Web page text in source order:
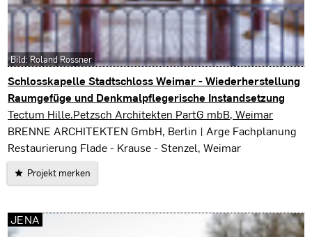
Schlosskapelle Stadtschloss Weimar - Wiederherstellung
Raumgefüge und Denkmalpflegerische Instandsetzung
Weimar
Tectum Hille.Petzsch Architekten PartG mbB, Weimar
BRENNE ARCHITEKTEN GmbH, Berlin | Arge Fachplanung
Restaurierung Flade - Krause - Stenzel, Weimar
Projekt merken
Bild: Roland Rossner
JENA